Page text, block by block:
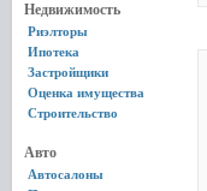
Недвижимость
Риэлторы
Ипотека
Застройщики
Оценка имущества
Строительство
Авто
Автосалоны